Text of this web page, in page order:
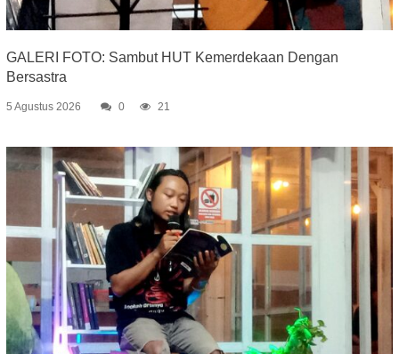
GALERI FOTO: Sambut HUT Kemerdekaan Dengan
Bersastra
5 Agustus 2026 0 21